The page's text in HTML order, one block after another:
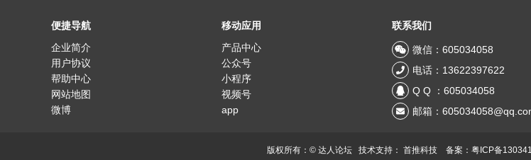
便捷导航
企业简介
用户协议
帮助中心
网站地图
微博
移动应用
产品中心
公众号
小程序
视频号
app
联系我们
微信：605034058
电话：13622397622
Q Q ：605034058
邮箱：
版权所有：© 达人论坛 技术支持： 首推科技 备案：粤ICP备